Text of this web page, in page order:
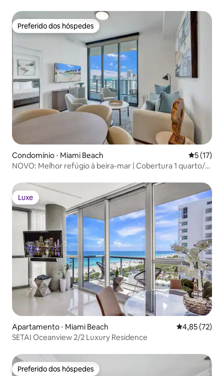
Preferido dos hóspedes
Preferido dos hóspedes
Condomínio ⋅ Miami Beach 5 de uma
5 (17)
NOVO: Melhor refúgio à beira-mar | Cobertura 1 quarto/1
Luxe
Luxe
Apartamento ⋅ Miami Beach 4,85 de uma
4,85 (72)
SETAI Oceanview 2/2 Luxury Residence
Preferido dos hóspedes
Preferido dos hóspedes